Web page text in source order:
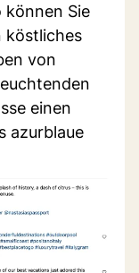
Sie
köstliches
von
einen
azurblaue